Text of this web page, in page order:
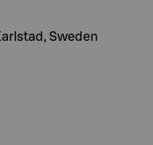
Sweden